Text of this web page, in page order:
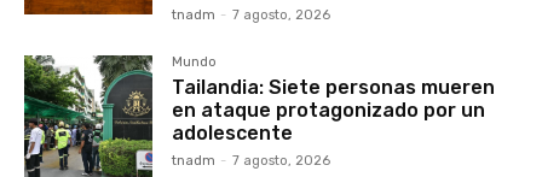
tnadm - 7 agosto, 2026
Mundo
Tailandia: Siete personas mueren
en ataque protagonizado por un
adolescente
tnadm - 7 agosto, 2026